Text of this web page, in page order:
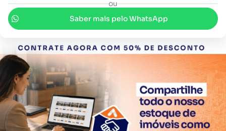
ou
Saber mais pelo WhatsApp